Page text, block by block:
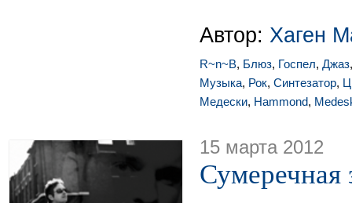
Автор: Хаген
R~n~B, Блюз, Госпел, Джаз
Музыка, Рок, Синтезатор,
Медески, Hammond,
15 марта 2012
Сумеречная